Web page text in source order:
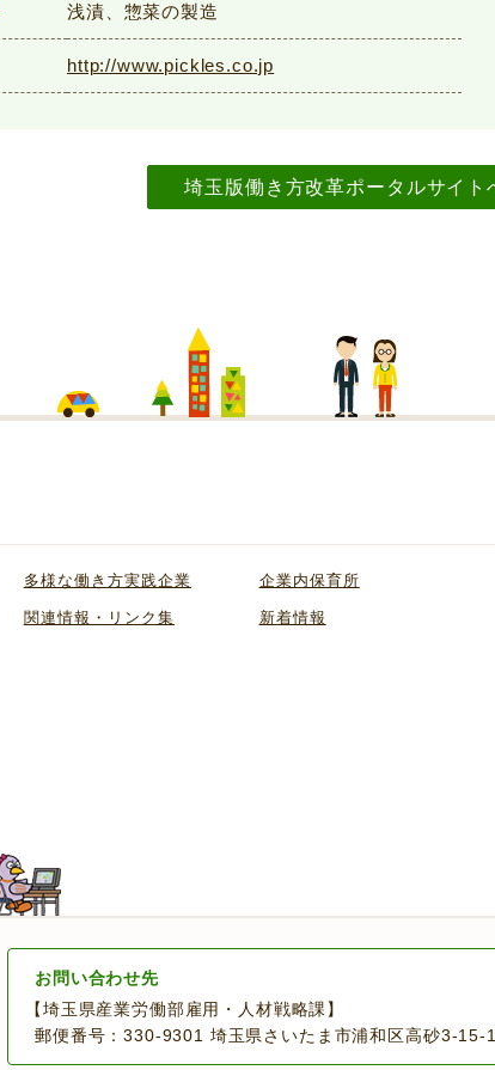
浅漬、惣菜の製造
http://www.pickles.co.jp
埼玉版働き方改革ポータルサイト
多様な働き方実践企業 企業内保育所
関連情報・リンク集 新着情報
お問い合わせ先
【埼玉県産業労働部雇用・人材戦略課】
郵便番号：330-9301 埼玉県さいたま市浦和区高砂3-